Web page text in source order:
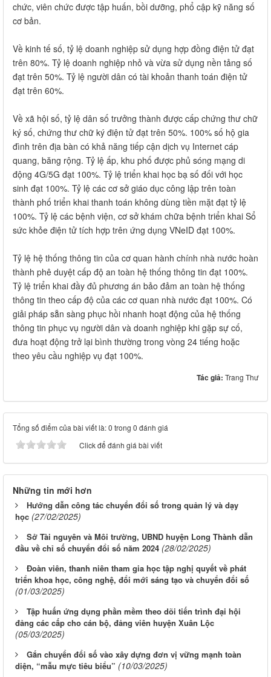
chức, viên chức được tập huấn, bồi dưỡng, phổ cập kỹ năng số
cơ bản.
Về kinh tế số, tỷ lệ doanh nghiệp sử dụng hợp đồng điện tử đạt
trên 80%. Tỷ lệ doanh nghiệp nhỏ và vừa sử dụng nền tảng số
đạt trên 50%. Tỷ lệ người dân có tài khoản thanh toán điện tử
đạt trên 60%.
Về xã hội số, tỷ lệ dân số trưởng thành được cấp chứng thư chữ
ký số, chứng thư chữ ký điện tử đạt trên 50%. 100% số hộ gia
đình trên địa bàn có khả năng tiếp cận dịch vụ Internet cáp
quang, băng rộng. Tỷ lệ ấp, khu phố được phủ sóng mạng di
động 4G/5G đạt 100%. Tỷ lệ triển khai học bạ số đối với học
sinh đạt 100%. Tỷ lệ các cơ sở giáo dục công lập trên toàn
thành phố triển khai thanh toán không dùng tiền mặt đạt tỷ lệ
100%. Tỷ lệ các bệnh viện, cơ sở khám chữa bệnh triển khai Sổ
sức khỏe điện tử tích hợp trên ứng dụng VNeID đạt 100%.
Tỷ lệ hệ thống thông tin của cơ quan hành chính nhà nước hoàn
thành phê duyệt cấp độ an toàn hệ thống thông tin đạt 100%.
Tỷ lệ triển khai đầy đủ phương án bảo đảm an toàn hệ thống
thông tin theo cấp độ của các cơ quan nhà nước đạt 100%. Có
giải pháp sẵn sàng phục hồi nhanh hoạt động của hệ thống
thông tin phục vụ người dân và doanh nghiệp khi gặp sự cố,
đưa hoạt động trở lại bình thường trong vòng 24 tiếng hoặc
theo yêu cầu nghiệp vụ đạt 100%.
Tác giả: Trang Thư
Tổng số điểm của bài viết là: 0 trong 0 đánh giá
Click để đánh giá bài viết
Những tin mới hơn
Hướng dẫn công tác chuyển đổi số trong quản lý và dạy
học (27/02/2025)
Sở Tài nguyên và Môi trường, UBND huyện Long Thành dẫn
đầu về chỉ số chuyển đổi số năm 2024 (28/02/2025)
Đoàn viên, thanh niên tham gia học tập nghị quyết về phát
triển khoa học, công nghệ, đổi mới sáng tạo và chuyển đổi số
(01/03/2025)
Tập huấn ứng dụng phần mềm theo dõi tiến trình đại hội
đảng các cấp cho cán bộ, đảng viên huyện Xuân Lộc
(05/03/2025)
Gắn chuyển đổi số vào xây dựng đơn vị vững mạnh toàn
diện, “mẫu mực tiêu biểu” (10/03/2025)